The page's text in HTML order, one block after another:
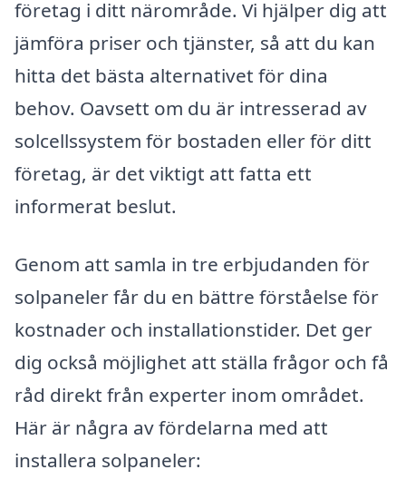
företag i ditt närområde. Vi hjälper dig att
jämföra priser och tjänster, så att du kan
hitta det bästa alternativet för dina
behov. Oavsett om du är intresserad av
solcellssystem för bostaden eller för ditt
företag, är det viktigt att fatta ett
informerat beslut.
Genom att samla in tre erbjudanden för
solpaneler får du en bättre förståelse för
kostnader och installationstider. Det ger
dig också möjlighet att ställa frågor och få
råd direkt från experter inom området.
Här är några av fördelarna med att
installera solpaneler: